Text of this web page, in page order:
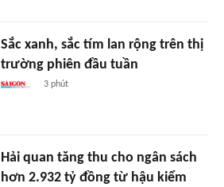
Sắc xanh, sắc tím lan rộng trên thị
trường phiên đầu tuần
3 phút
Hải quan tăng thu cho ngân sách
hơn 2.932 tỷ đồng từ hậu kiểm